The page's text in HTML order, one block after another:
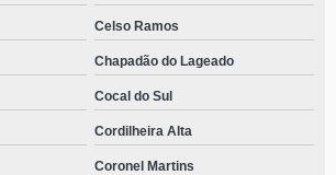
Celso Ramos
Chapadão do Lageado
Cocal do Sul
Cordilheira Alta
Coronel Martins